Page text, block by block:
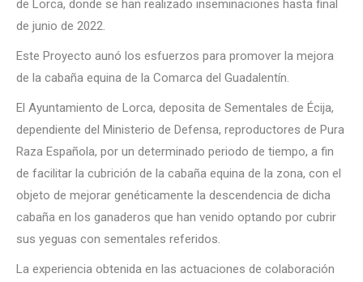
de Lorca, donde se han realizado inseminaciones hasta final
de junio de 2022.
Este Proyecto aunó los esfuerzos para promover la mejora
de la cabaña equina de la Comarca del Guadalentín.
El Ayuntamiento de Lorca, deposita de Sementales de Écija,
dependiente del Ministerio de Defensa, reproductores de Pura
Raza Española, por un determinado periodo de tiempo, a fin
de facilitar la cubrición de la cabaña equina de la zona, con el
objeto de mejorar genéticamente la descendencia de dicha
cabaña en los ganaderos que han venido optando por cubrir
sus yeguas con sementales referidos.
La experiencia obtenida en las actuaciones de colaboración